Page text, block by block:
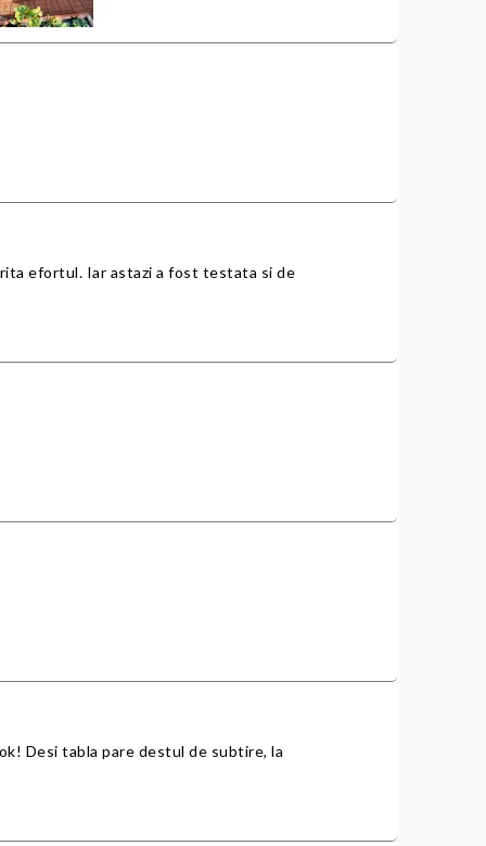
efortul. Iar astazi a fost testata si de
Desi tabla pare destul de subtire, la